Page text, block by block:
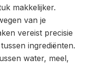
makkelijker.
van je
vereist precisie
ingrediënten.
water, meel,